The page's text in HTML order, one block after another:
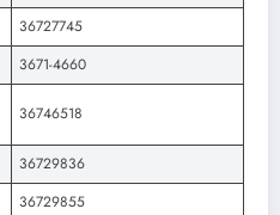
36727745
3671-4660
36746518
36729836
36729855